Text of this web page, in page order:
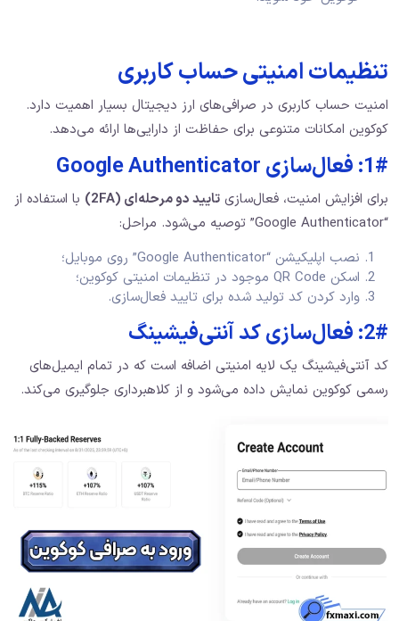
تنظیمات امنیتی حساب کاربری
امنیت حساب کاربری در صرافی‌های ارز دیجیتال بسیار اهمیت دارد.
کوکوین امکانات متنوعی برای حفاظت از دارایی‌ها ارائه می‌دهد.
1#: فعال‌سازی Google Authenticator
برای افزایش امنیت، فعال‌سازی تایید دو مرحله‌ای (2FA)
با استفاده از
“Google Authenticator” توصیه می‌شود. مراحل:
نصب اپلیکیشن “Google Authenticator” روی موبایل؛
اسکن QR Code موجود در تنظیمات امنیتی کوکوین؛
وارد کردن کد تولید شده برای تایید فعال‌سازی.
2#: فعال‌سازی کد آنتی‌فیشینگ
کد آنتی‌فیشینگ یک لایه امنیتی اضافه است که در تمام ایمیل‌های
رسمی کوکوین نمایش داده می‌شود و از کلاهبرداری جلوگیری می‌کند.